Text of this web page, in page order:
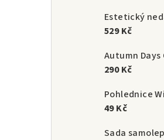
529 Kč
290 Kč
Pohlednice
49 Kč